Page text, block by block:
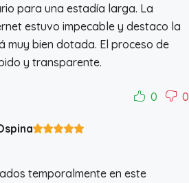
para una estadía larga. La
estuvo impecable y destaco la
muy bien dotada. El proceso de
y transparente.
0 0
temporalmente en este